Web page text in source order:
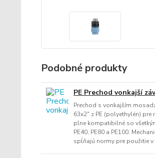
Podobné produkty
PE Prechod vonkajší
Prechod s vonkajším
63x2" z PE (polyethylén)
plne kompatibilné so
PE40, PE80 a PE100.
spĺňajú normy pre použitie